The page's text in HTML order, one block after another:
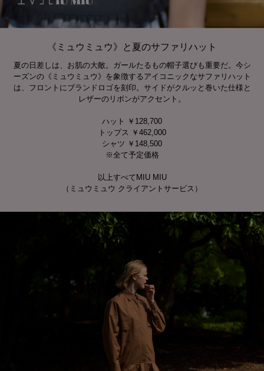
《ミュウミュウ》と夏のサファリハット
夏の日差しは、お肌の大敵。ガールたるもの帽子選びも重要だ。今シ
ーズンの《ミュウミュウ》を象徴するアイコニックなサファリハット
は、フロントにブランドロゴを刻印。サイドがクルッと巻いた仕様と
レザーのリボンがアクセント。
ハット ￥128,700
トップス ￥462,000
シャツ ￥148,500
※全て予定価格
以上すべてMIU MIU
（ミュウミュウ クライアントサービス）